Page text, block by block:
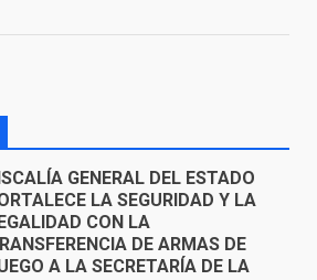
GENERAL DEL ESTADO
A LA SECRETARÍA DE LA
NACIONAL
5 de agosto de 2026
peatón arrollado por
en Yuriria
4 de agosto de 2026